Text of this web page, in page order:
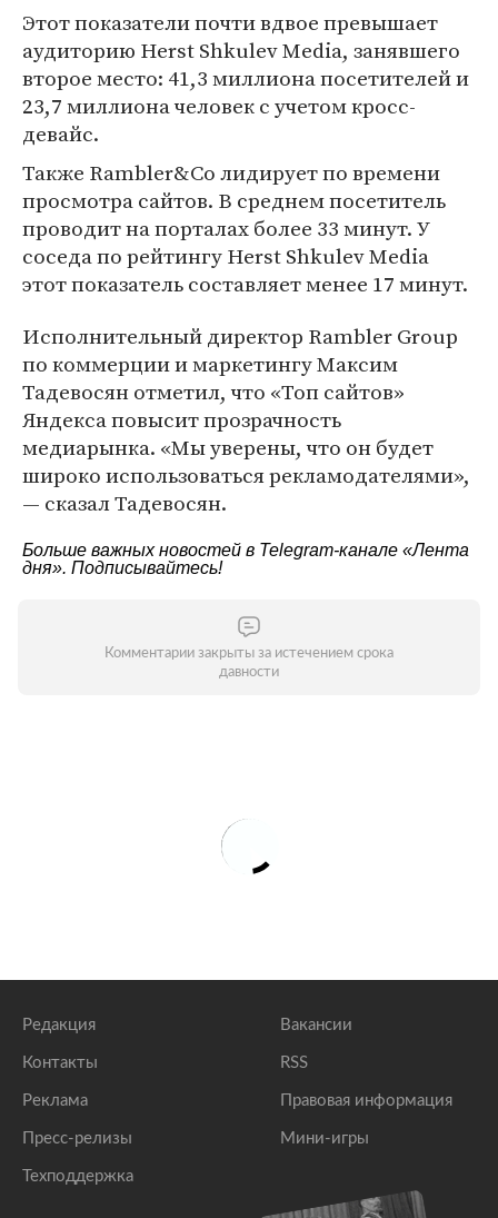
Этот показатели почти вдвое превышает
аудиторию Herst Shkulev Media, занявшего
второе место: 41,3 миллиона посетителей и
23,7 миллиона человек с учетом кросс-
девайс.
Также Rambler&Co лидирует по времени
просмотра сайтов. В среднем посетитель
проводит на порталах более 33 минут. У
соседа по рейтингу Herst Shkulev Media
этот показатель составляет менее 17 минут.
Исполнительный директор Rambler Group
по коммерции и маркетингу Максим
Тадевосян отметил, что «Топ сайтов»
Яндекса повысит прозрачность
медиарынка. «Мы уверены, что он будет
широко использоваться рекламодателями»,
— сказал Тадевосян.
Больше важных новостей в Telegram-канале «Лента
дня». Подписывайтесь!
Комментарии закрыты за истечением срока
давности
Редакция
Контакты
Реклама
Пресс-релизы
Техподдержка
Вакансии
RSS
Правовая информация
Мини-игры